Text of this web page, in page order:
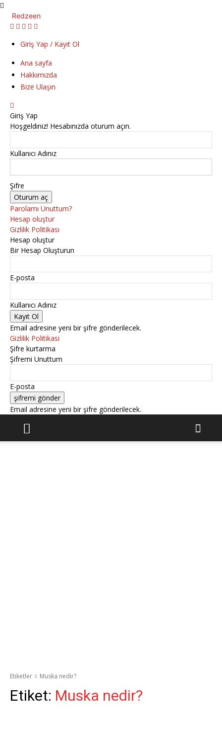
Redzeen
Giriş Yap / Kayıt Ol
Ana sayfa
Hakkımızda
Bize Ulaşın
Giriş Yap
Hoşgeldiniz! Hesabınızda oturum açın.
Kullanıcı Adınız
Şifre
Parolamı Unuttum?
Hesap oluştur
Gizlilik Politikası
Hesap oluştur
Bir Hesap Oluşturun
E-posta
Kullanıcı Adınız
Email adresine yeni bir şifre gönderilecek.
Gizlilik Politikası
Şifre kurtarma
Şifremi Unuttum
E-posta
Email adresine yeni bir şifre gönderilecek.
Etiketler Muska nedir?
Etiket: Muska nedir?